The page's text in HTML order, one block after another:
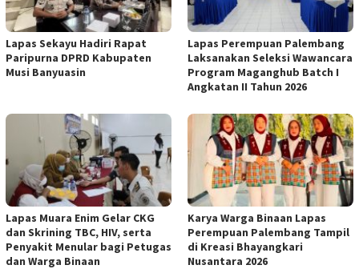
Lapas Sekayu Hadiri Rapat
Paripurna DPRD Kabupaten
Musi Banyuasin
Lapas Perempuan Palembang
Laksanakan Seleksi Wawancara
Program Maganghub Batch I
Angkatan II Tahun 2026
Lapas Muara Enim Gelar CKG
dan Skrining TBC, HIV, serta
Penyakit Menular bagi Petugas
dan Warga Binaan
Karya Warga Binaan Lapas
Perempuan Palembang Tampil
di Kreasi Bhayangkari
Nusantara 2026